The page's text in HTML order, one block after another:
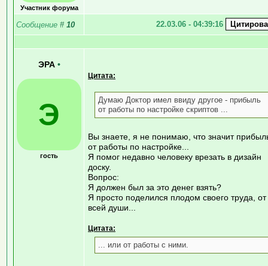
Участник форума
Сообщение # 10 22.03.06 - 04:39:16
ЭРА •
Э
гость
Цитата:
Думаю Доктор имел ввиду другое - прибыль
от работы по настройке скриптов ...
Вы знаете, я не понимаю, что значит
от работы по настройке...
Я помог недавно человеку врезать в дизайн
доску.
Вопрос:
Я должен был за это денег взять?
Я просто поделился плодом своего труда, от
всей души...
Цитата:
... или от работы с ними.